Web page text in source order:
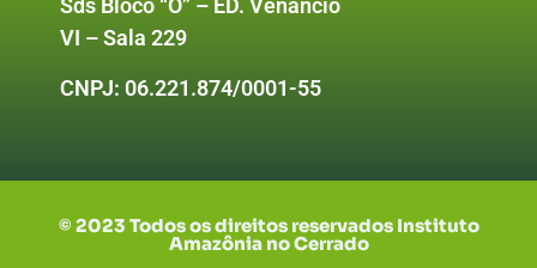
Sds Bloco “O” – ED. Venâncio
VI – Sala 229
CNPJ: 06.221.874/0001-55
© 2023 Todos os direitos reservados Instituto
Amazônia no Cerrado